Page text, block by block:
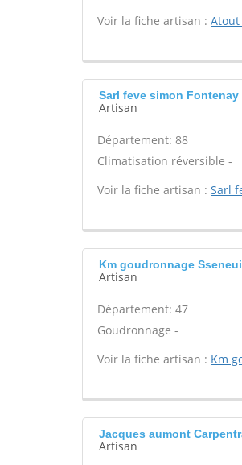
Voir la fiche artisan :
Sarl feve simon Fontenay
Artisan
Département: 88
Climatisation réversible -
Voir la fiche artisan : Sarl
Km goudronnage
Artisan
Département: 47
Goudronnage -
Voir la fiche artisan : Km
Jacques aumont
Artisan